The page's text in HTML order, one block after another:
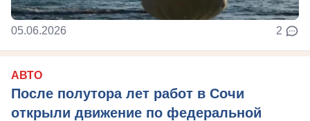
05.06.2026 2
АВТО
После полутора лет работ в Сочи
открыли движение по федеральной